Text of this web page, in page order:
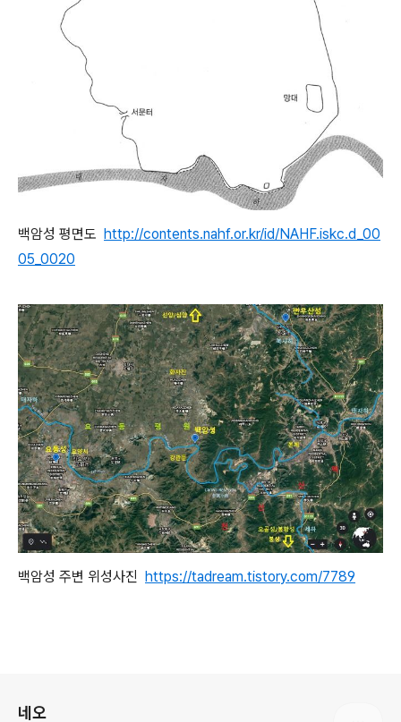
백암성 평면도 http://contents.nahf.or.kr/id/NAHF.iskc.d_00
05_0020
백암성 주변 위성사진 https://tadream.tistory.com/7789
네오